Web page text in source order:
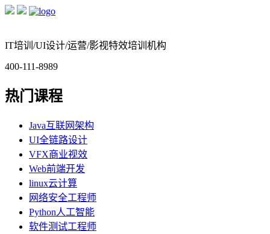
IT培训/UI设计/运营/影视特效培训机构
400-111-8989
热门课程
Java互联网架构
UI全链路设计
VFX商业视效
Web前端开发
linux云计算
网络安全工程师
Python人工智能
软件测试工程师